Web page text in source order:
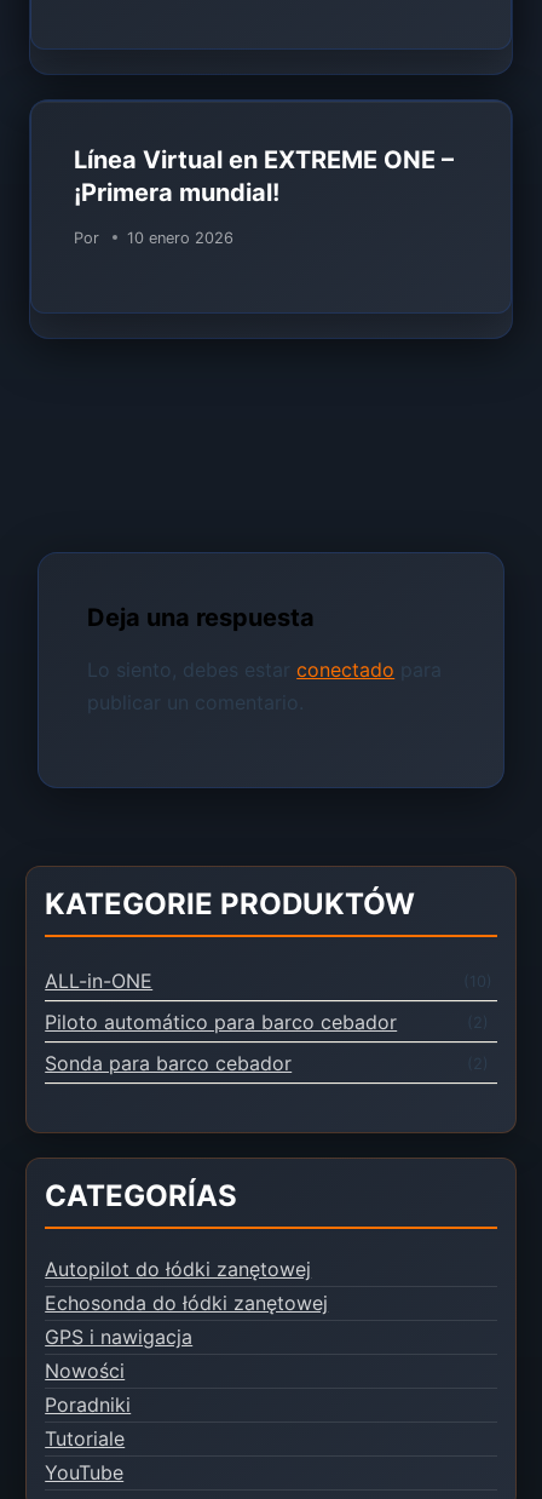
Línea Virtual en EXTREME ONE –
¡Primera mundial!
Por 10 enero 2026
Deja una respuesta
Lo siento, debes estarconectado para
publicar un comentario.
KATEGORIE PRODUKTÓW
ALL-in-ONE (10)
Piloto automático para barco cebador
Sonda para barco cebador
CATEGORÍAS
Autopilot do łódki zanętowej
Echosonda do łódki zanętowej
GPS i nawigacja
Nowości
Poradniki
Tutoriale
YouTube